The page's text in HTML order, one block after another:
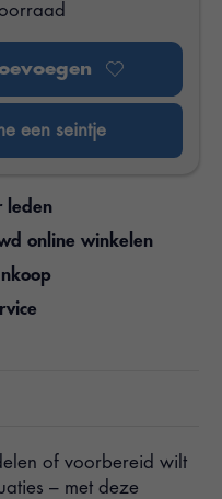
een seintje
leden
online winkelen
of voorbereid wilt
– met deze